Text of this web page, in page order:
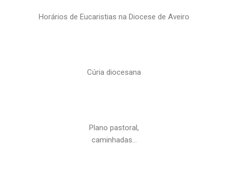
Horários de Eucaristias na Diocese de Aveiro
Cúria diocesana
Plano pastoral,
caminhadas…